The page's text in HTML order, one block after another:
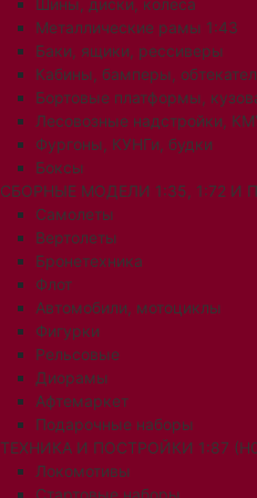
Шины, диски, колеса
Металлические рамы 1:43
Баки, ящики, рессиверы
Кабины, бамперы,
Бортовые платформы,
Лесовозные надстройки,
Фургоны, КУНГи, будки
Боксы
СБОРНЫЕ МОДЕЛИ 1:35, 1:72 И
Самолеты
Вертолеты
Бронетехника
Флот
Автомобили, мотоциклы
Фигурки
Рельсовые
Диорамы
Афтемаркет
Подарочные наборы
ТЕХНИКА И ПОСТРОЙКИ 1:87
Локомотивы
Стартовые наборы